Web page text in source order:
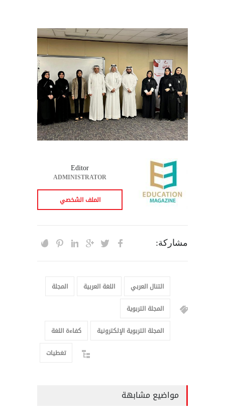
Editor
ADMINISTRATOR
الملف الشخصي
مشاركة:
التنال العربي اللغة العربية
المجلة
المجلة التربوية
المجلة التربوية الإلكترونية
كفاءة اللغة
تغطيات
مواضيع مشابهة